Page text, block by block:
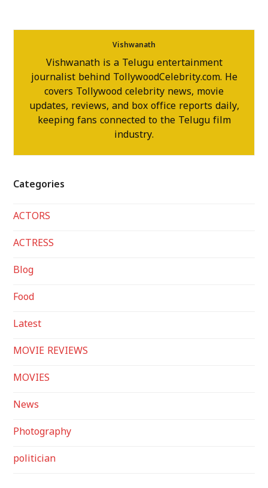
Vishwanath
Vishwanath is a Telugu entertainment
journalist behind TollywoodCelebrity.com. He
covers Tollywood celebrity news, movie
updates, reviews, and box office reports daily,
keeping fans connected to the Telugu film
industry.
Categories
ACTORS
ACTRESS
Blog
Food
Latest
MOVIE REVIEWS
MOVIES
News
Photography
politician